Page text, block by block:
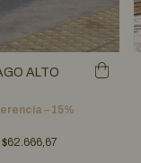
ALTO
– 15%
$62.666,67